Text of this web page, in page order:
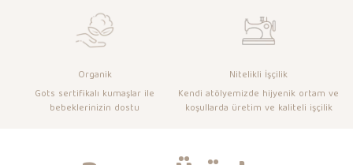
Organik
Gots sertifikalı kumaşlar ile
bebeklerinizin dostu
Nitelikli İşçilik
Kendi atölyemizde hijyenik ortam ve
koşullarda üretim ve kaliteli işçilik